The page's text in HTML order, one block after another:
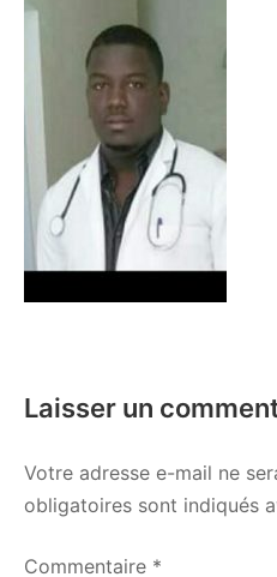
Laisser un
Votre adresse e-mail ne
obligatoires sont indiqués
Commentaire *